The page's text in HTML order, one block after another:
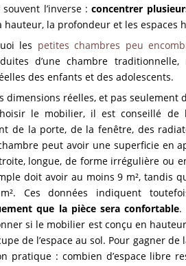
l’inverse :concentrer
hauteur, la profondeur et les espaces
les petites chambres peu
d’une chambre
des enfants et des adolescents.
dimensions réelles, et pas seulement
le mobilier, il est conseillé de
de la porte, de la fenêtre, des
peut avoir une superficie en
longue, de forme irrégulière ou
doit avoir au moins 9 m², tandis
Ces données indiquent
que la pièce sera confortable.
si le mobilier est conçu en
de l’espace au sol. Pour gagner
pratique : combien d’espace libre